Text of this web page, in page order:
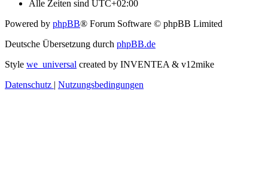
Alle Zeiten sind UTC+02:00
Powered by phpBB® Forum Software © phpBB Limited
Deutsche Übersetzung durch phpBB.de
Style we_universal created by INVENTEA & v12mike
Datenschutz | Nutzungsbedingungen